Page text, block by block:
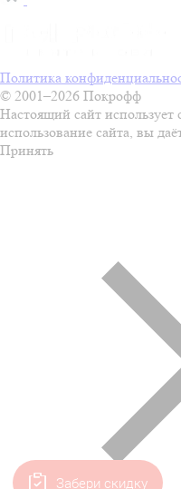
Политика
© 2001–2026 Покрофф
Настоящий сайт
использование сайта, вы
Принять
Забери скидку